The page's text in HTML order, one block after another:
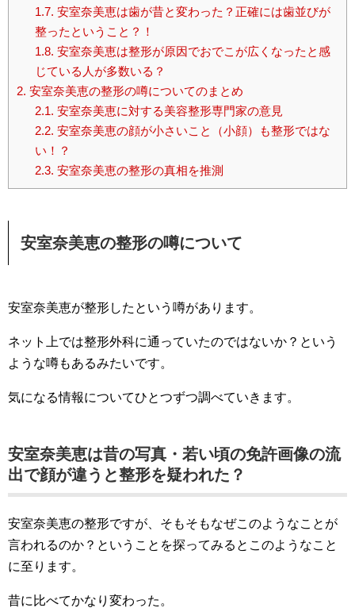
1.7. 安室奈美恵は歯が昔と変わった？正確には歯並びが
整ったということ？！
1.8. 安室奈美恵は整形が原因でおでこが広くなったと感
じている人が多数いる？
2. 安室奈美恵の整形の噂についてのまとめ
2.1. 安室奈美恵に対する美容整形専門家の意見
2.2. 安室奈美恵の顔が小さいこと（小顔）も整形ではな
い！？
2.3. 安室奈美恵の整形の真相を推測
安室奈美恵の整形の噂について
安室奈美恵が整形したという噂があります。
ネット上では整形外科に通っていたのではないか？という
ような噂もあるみたいです。
気になる情報についてひとつずつ調べていきます。
安室奈美恵は昔の写真・若い頃の免許画像の流
出で顔が違うと整形を疑われた？
安室奈美恵の整形ですが、そもそもなぜこのようなことが
言われるのか？ということを探ってみるとこのようなこと
に至ります。
昔に比べてかなり変わった。